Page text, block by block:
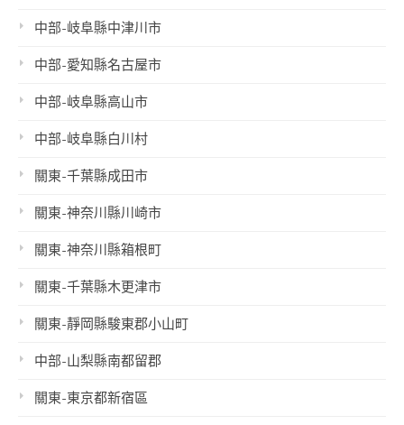
中部-岐阜縣中津川市
中部-愛知縣名古屋市
中部-岐阜縣高山市
中部-岐阜縣白川村
關東-千葉縣成田市
關東-神奈川縣川崎市
關東-神奈川縣箱根町
關東-千葉縣木更津市
關東-靜岡縣駿東郡小山町
中部-山梨縣南都留郡
關東-東京都新宿區